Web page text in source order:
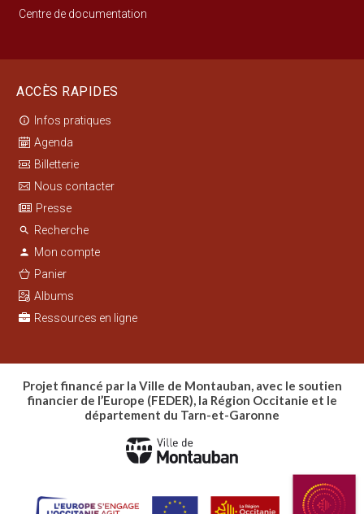
Centre de documentation
ACCÈS RAPIDES
info_outline
Infos pratiques
Agenda
Billetterie
Nous contacter
Presse
search Recherche
person Mon compte
Panier
Albums
Ressources en ligne
Projet financé par la Ville de Montauban, avec le soutien
financier de l’Europe (FEDER), la Région Occitanie et le
département du Tarn-et-Garonne